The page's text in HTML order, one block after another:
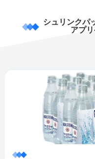
シュリンクパ
アプ